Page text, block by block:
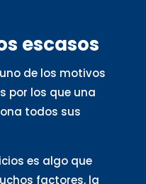
escasos
de los motivos
por los que una
todos sus
es algo que
factores, la